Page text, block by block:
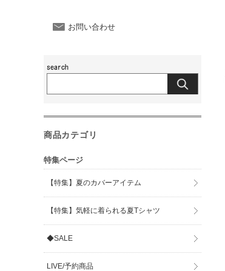
お問い合わせ
商品カテゴリ
特集ページ
【特集】夏のカバーアイテム
【特集】気軽に着られる夏Tシャツ
◆SALE
LIVE/予約商品